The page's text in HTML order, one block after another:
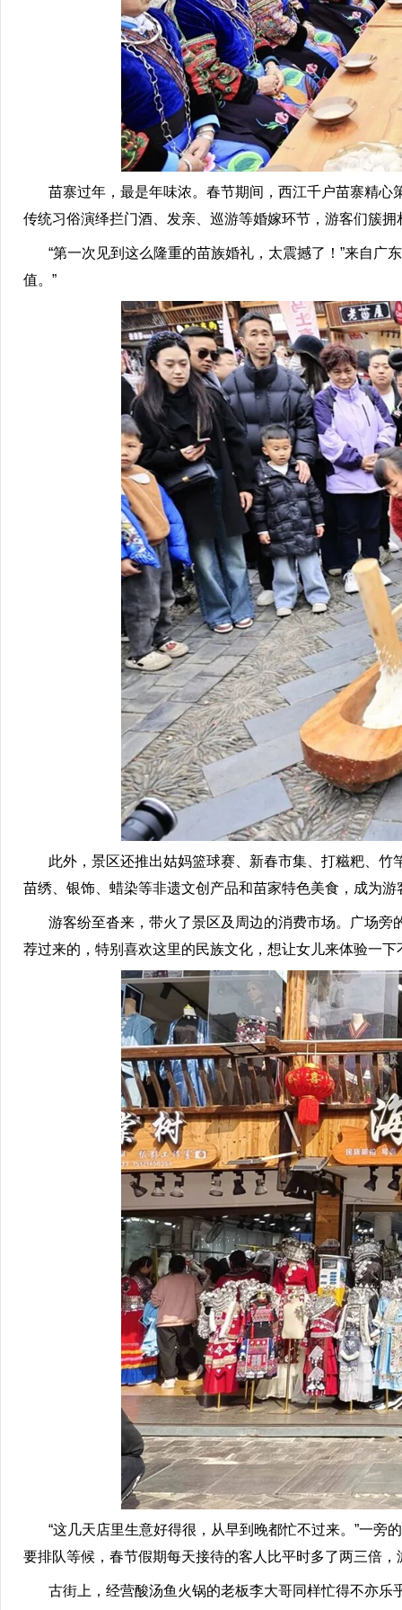
苗寨过年，最是年味浓。春节期间，西江千户苗寨精心
传统习俗演绎拦门酒、发亲、巡游等婚嫁环节，游客们簇
“第一次见到这么隆重的苗族婚礼，太震撼了！”来自广
值。”
此外，景区还推出姑妈篮球赛、新春市集、打糍粑、竹
苗绣、银饰、蜡染等非遗文创产品和苗家特色美食，成为
游客纷至沓来，带火了景区及周边的消费市场。广场旁
荐过来的，特别喜欢这里的民族文化，想让女儿来体验一
“这几天店里生意好得很，从早到晚都忙不过来。”一旁
要排队等候，春节假期每天接待的客人比平时多了两三倍
古街上，经营酸汤鱼火锅的老板李大哥同样忙得不亦乐